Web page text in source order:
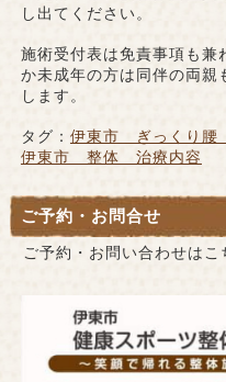
し出てください。
施術受付表は免責事項も兼
か未成年の方は同伴の両親
します。
タグ： 伊東市 ぎっくり
伊東市 整体 治療内容
ご予約・お問合せ
ご予約・お問い合わせは